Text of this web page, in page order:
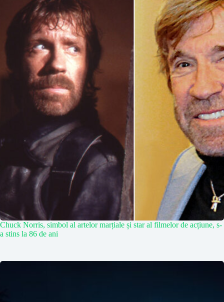
Chuck Norris, simbol al artelor marțiale și star al filmelor de acțiune, s-
a stins la 86 de ani